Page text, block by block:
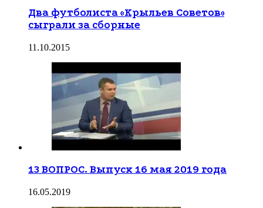
Два футболиста «Крыльев Советов»
сыграли за сборные
11.10.2015
13 ВОПРОС. Выпуск 16 мая 2019 года
16.05.2019